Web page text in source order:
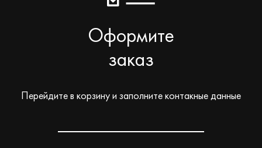
Оформите
заказ
Перейдите в корзину и заполните контакные данные